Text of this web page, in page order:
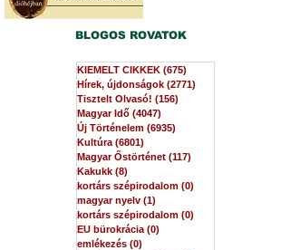
BLOGOS ROVATOK
KIEMELT CIKKEK (675)
Hírek, újdonságok (2771)
Tisztelt Olvasó! (156)
Magyar Idő (4047)
Új Történelem (6935)
Kultúra (6801)
Magyar Őstörténet (117)
Kakukk (8)
kortárs szépirodalom (0)
magyar nyelv (1)
kortárs szépirodalom (0)
EU bürokrácia (0)
emlékezés (0)